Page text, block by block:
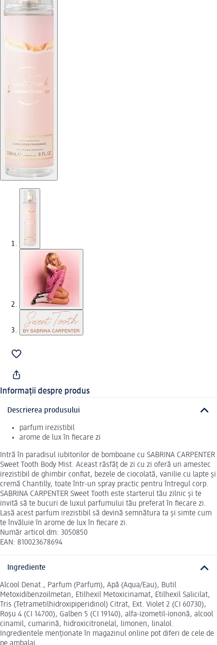
Informații despre produs
Descrierea produsului
parfum irezistibil
arome de lux în fiecare zi
Intră în paradisul iubitorilor de bomboane cu SABRINA CARPENTER
Sweet Tooth Body Mist. Aceast răsfăț de zi cu zi oferă un amestec
irezistibil de ghimbir confiat, bezele de ciocolată, vanilie cu lapte și
cremă Chantilly, toate într-un spray practic pentru întregul corp.
SABRINA CARPENTER Sweet Tooth este starterul tău zilnic și te
invită să te bucuri de luxul parfumului tău preferat în fiecare zi.
Lasă acest parfum irezistibil să devină semnătura ta și simte cum
te învăluie în arome de lux în fiecare zi.
Număr articol dm: 3050850
EAN: 810023678694
Ingrediente
Alcool Denat., Parfum (Parfum), Apă (Aqua/Eau), Butil
Metoxidibenzoilmetan, Etilhexil Metoxicinamat, Etilhexil Salicilat,
Tris (Tetrametilhidroxipiperidinol) Citrat, Ext. Violet 2 (CI 60730),
Roșu 4 (CI 14700), Galben 5 (CI 19140), alfa-izometil-iononă, alcool
cinamil, cumarină, hidroxicitronelal, limonen, linalol.
Ingredientele menționate în magazinul online pot diferi de cele de